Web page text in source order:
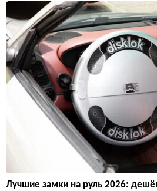
Лучшие замки на руль 2026: